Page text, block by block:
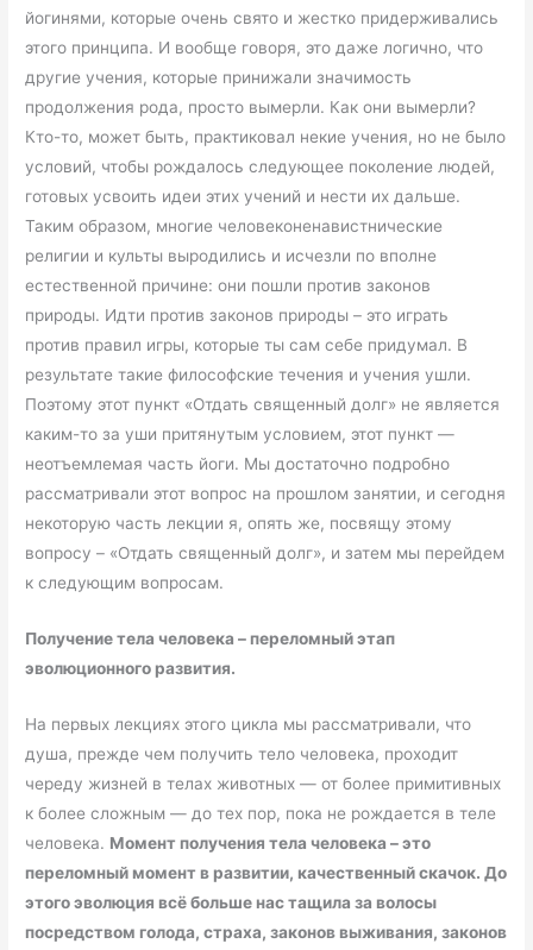
йогинями, которые очень свято и жестко придерживались
этого принципа. И вообще говоря, это даже логично, что
другие учения, которые принижали значимость
продолжения рода, просто вымерли. Как они вымерли?
Кто-то, может быть, практиковал некие учения, но не было
условий, чтобы рождалось следующее поколение людей,
готовых усвоить идеи этих учений и нести их дальше.
Таким образом, многие человеконенавистнические
религии и культы выродились и исчезли по вполне
естественной причине: они пошли против законов
природы. Идти против законов природы – это играть
против правил игры, которые ты сам себе придумал. В
результате такие философские течения и учения ушли.
Поэтому этот пункт «Отдать священный долг» не является
каким-то за уши притянутым условием, этот пункт —
неотъемлемая часть йоги. Мы достаточно подробно
рассматривали этот вопрос на прошлом занятии, и сегодня
некоторую часть лекции я, опять же, посвящу этому
вопросу – «Отдать священный долг», и затем мы перейдем
к следующим вопросам.
Получение тела человека – переломный этап
эволюционного развития.
На первых лекциях этого цикла мы рассматривали, что
душа, прежде чем получить тело человека, проходит
череду жизней в телах животных — от более примитивных
к более сложным — до тех пор, пока не рождается в теле
человека. Момент получения тела человека – это
переломный момент в развитии, качественный скачок. До
этого эволюция всё больше нас тащила за волосы
посредством голода, страха, законов выживания, законов